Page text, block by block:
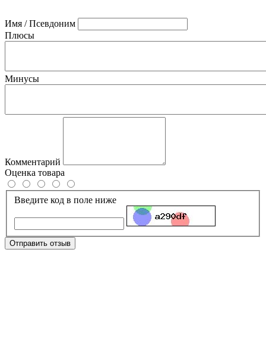
Имя / Псевдоним
Плюсы
Минусы
Комментарий
Оценка товара
Введите код в поле ниже
Отправить отзыв